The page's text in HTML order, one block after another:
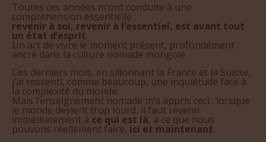
Toutes ces années m’ont conduite à une
compréhension essentielle :
revenir à soi, revenir à l’essentiel, est avant tout
un état d’esprit.
Un art de vivre le moment présent, profondément
ancré dans la culture nomade mongole.
Ces derniers mois, en sillonnant la France et la Suisse,
j’ai ressenti, comme beaucoup, une inquiétude face à
la complexité du monde.
Mais l’enseignement nomade m’a appris ceci : lorsque
le monde devient trop lourd, il faut revenir
immédiatement à ce qui est là, à ce que nous
pouvons réellement faire, ici et maintenant.